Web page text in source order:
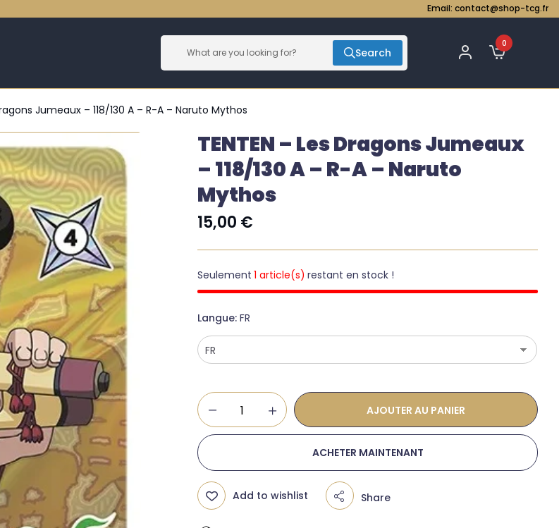
Email: contact@shop-tcg.fr
Search
0
Jumeaux – 118/130 A – R-A – Naruto Mythos
TENTEN – Les Dragons Jumeaux
– 118/130 A – R-A – Naruto
Mythos
15,00 €
Seulement 1 article(s) restant en stock !
Langue FR
AJOUTER AU PANIER
ACHETER MAINTENANT
Add to wishlist Share